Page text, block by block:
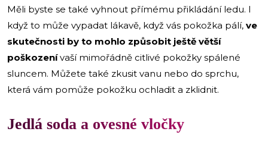
Měli byste se také vyhnout přímému přikládání ledu. I
když to může vypadat lákavě, když vás pokožka pálí, ve
skutečnosti by to mohlo způsobit ještě větší
poškozenívaší mimořádně citlivé pokožky spálené
sluncem. Můžete také zkusit vanu nebo do sprchu,
která vám pomůže pokožku ochladit a zklidnit.
Jedlá soda a ovesné vločky